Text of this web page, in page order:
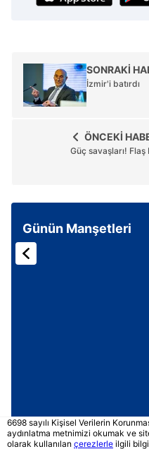
SONRAKİ
İzmir'i batırdı
ÖNCEKİ
Güç savaşları! Flaş
Günün Manşetleri
6698 sayılı Kişisel Verilerin
aydınlatma metnimizi okumak ve
olarak kullanılan çerezlerle ilgili